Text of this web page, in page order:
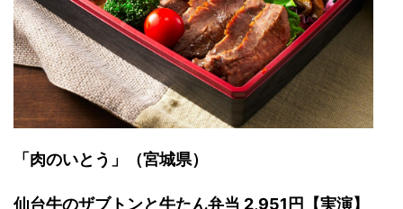
「肉のいとう」（宮城県）
仙台牛のザブトンと牛たん弁当 2,951円【実演】